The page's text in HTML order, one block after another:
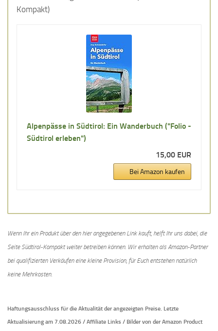
Kompakt)
Alpenpässe in Südtirol: Ein Wanderbuch ("Folio -
Südtirol erleben")
15,00 EUR
Bei Amazon kaufen
Wenn Ihr ein Produkt über den hier angegebenen Link kauft, helft Ihr uns dabei, die
Seite Südtirol-Kompakt weiter betreiben können. Wir erhalten als Amazon-Partner
bei qualifizierten Verkäufen eine kleine Provision, für Euch entstehen natürlich
keine Mehrkosten.
Haftungsausschluss für die Aktualität der angezeigten Preise. Letzte
Aktualisierung am 7.08.2026 / Affiliate Links / Bilder von der Amazon Product